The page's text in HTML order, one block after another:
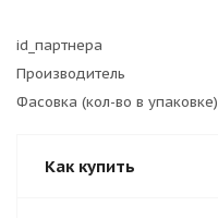
id_партнера
Производитель
Фасовка (кол-во в упаковке)
Как купить